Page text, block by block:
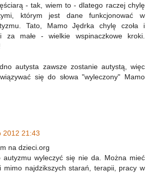
- tak, wiem to - dlatego raczej chylę
którym jest dane funkcjonować w
Tato, Mamo Jędrka chylę czoła i
za małe - wielkie wspinaczkowe kroki.
autysta zawsze zostanie autystą, więc
się do słowa "wyleczony" Mamo
2012 21:43
na dzieci.org
autyzmu wyleczyć się nie da. Można mieć
mimo najdzikszych starań, terapii, pracy w